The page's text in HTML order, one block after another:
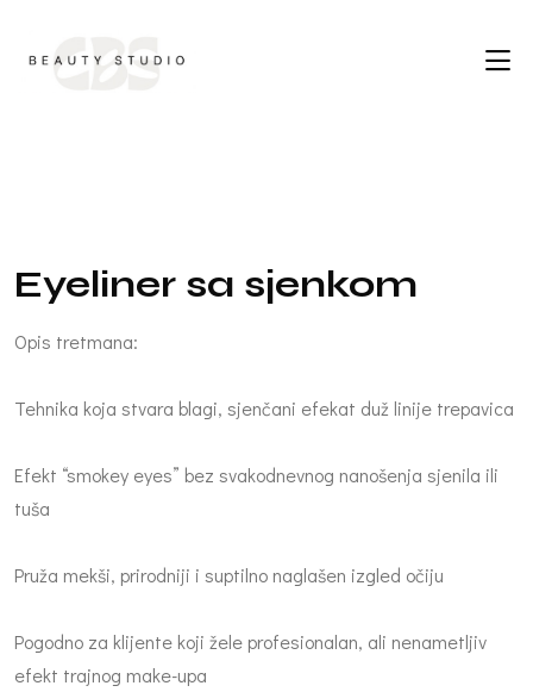
Eyeliner sa sjenkom
Opis tretmana:
Tehnika koja stvara blagi, sjenčani efekat duž linije trepavica
Efekt “smokey eyes” bez svakodnevnog nanošenja sjenila ili
tuša
Pruža mekši, prirodniji i suptilno naglašen izgled očiju
Pogodno za klijente koji žele profesionalan, ali nenametljiv
efekt trajnog make-upa